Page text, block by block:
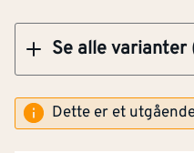
Se alle varianter
Dette er et